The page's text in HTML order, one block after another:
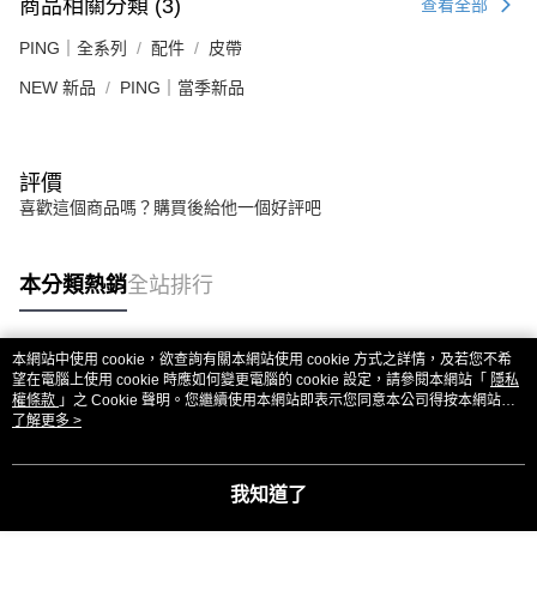
商品相關分類 (3) 查看全部
PING｜全系列 配件 皮帶
NEW 新品 PING｜當季新品
評價
喜歡這個商品嗎？購買後給他一個好評吧
本分類熱銷全站排行
熱門標籤
本網站中使用 cookie，欲查詢有關本網站使用 cookie 方式之詳情，及若您不希
望在電腦上使用 cookie 時應如何變更電腦的 cookie 設定，請參閱本網站「 隱私
權條款 」之 Cookie 聲明。您繼續使用本網站即表示您同意本公司得按本網站使
用條款之 Cookie 聲明使用 cookie。
了解更多 >
我知道了